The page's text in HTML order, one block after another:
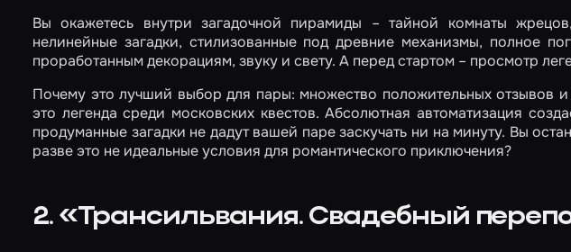
Вы окажетесь внутри загадочной пирамиды – тайной комнаты
нелинейные загадки, стилизованные под древние механизмы, полное
проработанным декорациям, звуку и свету. А перед стартом – просмотр
Почему это лучший выбор для пары: множество положительных отзывов
это легенда среди московских квестов. Абсолютная автоматизация
продуманные загадки не дадут вашей паре заскучать ни на минуту. Вы
разве это не идеальные условия для романтического приключения?
2. «Трансильвания. Свадебный